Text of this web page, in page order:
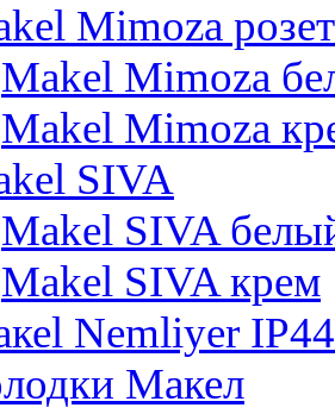
Mimoza
Makel Mimoza
Makel Mimoza
SIVA
Makel SIVA
Makel SIVA крем
Nemliyer IP44
Макел